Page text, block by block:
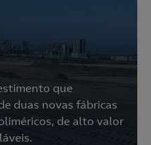
que
duas novas fábricas
de alto valor